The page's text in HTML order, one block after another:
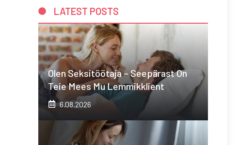
LATEST POSTS
Olen Seksitöötaja – Seepärast On
Teie Mees Mu Lemmikklient
6.08.2026